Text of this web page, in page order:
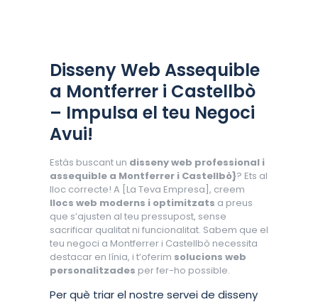
Disseny Web Assequible
a Montferrer i Castellbò
– Impulsa el teu Negoci
Avui!
Estàs buscant un disseny web professional i
assequible a Montferrer i Castellbò}? Ets al
lloc correcte! A [La Teva Empresa], creem
llocs web moderns i optimitzats a preus
que s’ajusten al teu pressupost, sense
sacrificar qualitat ni funcionalitat. Sabem que el
teu negoci a Montferrer i Castellbò necessita
destacar en línia, i t’oferim solucions web
personalitzades per fer-ho possible.
Per què triar el nostre servei de disseny